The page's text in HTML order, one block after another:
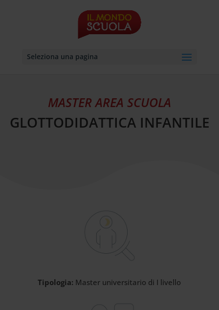
Seleziona una pagina
MASTER AREA SCUOLA
GLOTTODIDATTICA INFANTILE
Tipologia: Master universitario di I livello